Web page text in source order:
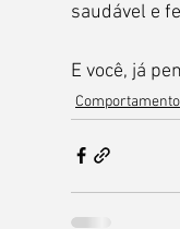
saudável e
E você, já
Comportamento